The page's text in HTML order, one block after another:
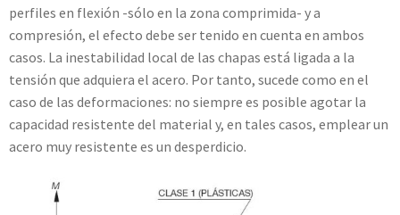
perfiles en flexión -sólo en la zona comprimida- y a
compresión, el efecto debe ser tenido en cuenta en ambos
casos. La inestabilidad local de las chapas está ligada a la
tensión que adquiera el acero. Por tanto, sucede como en el
caso de las deformaciones: no siempre es posible agotar la
capacidad resistente del material y, en tales casos, emplear un
acero muy resistente es un desperdicio.